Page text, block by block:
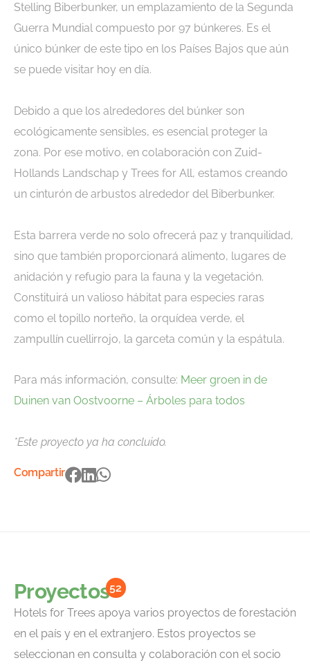
Stelling Biberbunker, un emplazamiento de la Segunda
Guerra Mundial compuesto por 97 búnkeres. Es el
único búnker de este tipo en los Países Bajos que aún
se puede visitar hoy en día.
Debido a que los alrededores del búnker son
ecológicamente sensibles, es esencial proteger la
zona. Por ese motivo, en colaboración con Zuid-
Hollands Landschap y Trees for All, estamos creando
un cinturón de arbustos alrededor del Biberbunker.
Esta barrera verde no solo ofrecerá paz y tranquilidad,
sino que también proporcionará alimento, lugares de
anidación y refugio para la fauna y la vegetación.
Constituirá un valioso hábitat para especies raras
como el topillo norteño, la orquídea verde, el
zampullín cuellirrojo, la garceta común y la espátula.
Para más información, consulte: Meer groen in de
Duinen van Oostvoorne – Árboles para todos
*Este proyecto ya ha concluido.
Compartir
Proyectos52
Hotels for Trees apoya varios proyectos de forestación
en el país y en el extranjero. Estos proyectos se
seleccionan en consulta y colaboración con el socio